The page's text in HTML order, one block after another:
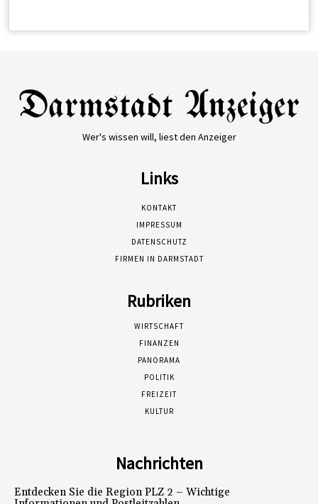
Wer's wissen will, liest den Anzeiger
Links
KONTAKT
IMPRESSUM
DATENSCHUTZ
FIRMEN IN DARMSTADT
Rubriken
WIRTSCHAFT
FINANZEN
PANORAMA
POLITIK
FREIZEIT
KULTUR
Nachrichten
Entdecken Sie die Region PLZ 2 – Wichtige